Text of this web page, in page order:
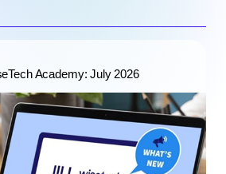
Academy: July 2026